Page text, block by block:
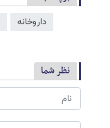
داروخانه
نظر شما